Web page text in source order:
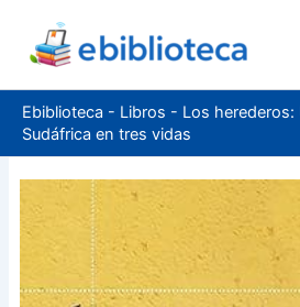
contenido
Ebiblioteca - Libros - Los
Sudáfrica en tres vidas